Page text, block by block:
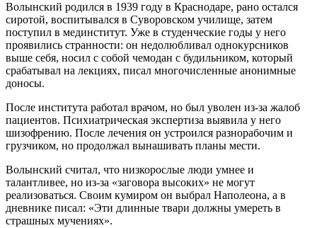
Волынский родился в 1939 году в Краснодаре, рано остался
сиротой, воспитывался в Суворовском училище, затем
поступил в мединститут. Уже в студенческие годы у него
проявились странности: он недолюбливал однокурсников
выше себя, носил с собой чемодан с будильником, который
срабатывал на лекциях, писал многочисленные анонимные
доносы.
После института работал врачом, но был уволен из-за жалоб
пациентов. Психиатрическая экспертиза выявила у него
шизофрению. После лечения он устроился разнорабочим и
грузчиком, но продолжал вынашивать планы мести.
Волынский считал, что низкорослые люди умнее и
талантливее, но из-за «заговора высоких» не могут
реализоваться. Своим кумиром он выбрал Наполеона, а в
дневнике писал: «Эти длинные твари должны умереть в
страшных мучениях».